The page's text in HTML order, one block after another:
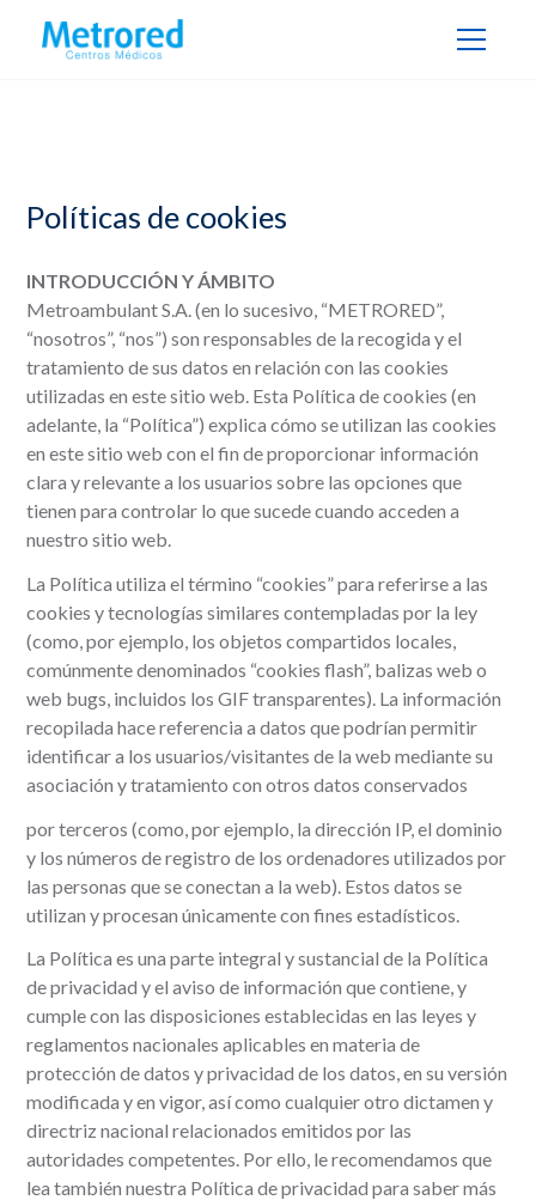
Políticas de cookies
INTRODUCCIÓN Y ÁMBITO
Metroambulant S.A. (en lo sucesivo, “METRORED”,
“nosotros”, “nos”) son responsables de la recogida y el
tratamiento de sus datos en relación con las cookies
utilizadas en este sitio web. Esta Política de cookies (en
adelante, la “Política”) explica cómo se utilizan las cookies
en este sitio web con el fin de proporcionar información
clara y relevante a los usuarios sobre las opciones que
tienen para controlar lo que sucede cuando acceden a
nuestro sitio web.
La Política utiliza el término “cookies” para referirse a las
cookies y tecnologías similares contempladas por la ley
(como, por ejemplo, los objetos compartidos locales,
comúnmente denominados “cookies flash”, balizas web o
web bugs, incluidos los GIF transparentes). La información
recopilada hace referencia a datos que podrían permitir
identificar a los usuarios/visitantes de la web mediante su
asociación y tratamiento con otros datos conservados
por terceros (como, por ejemplo, la dirección IP, el dominio
y los números de registro de los ordenadores utilizados por
las personas que se conectan a la web). Estos datos se
utilizan y procesan únicamente con fines estadísticos.
La Política es una parte integral y sustancial de la Política
de privacidad y el aviso de información que contiene, y
cumple con las disposiciones establecidas en las leyes y
reglamentos nacionales aplicables en materia de
protección de datos y privacidad de los datos, en su versión
modificada y en vigor, así como cualquier otro dictamen y
directriz nacional relacionados emitidos por las
autoridades competentes. Por ello, le recomendamos que
lea también nuestra Política de privacidad para saber más